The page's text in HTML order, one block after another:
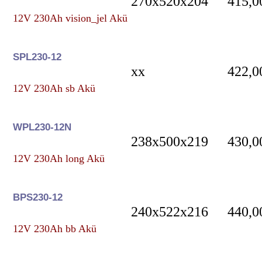
12V 230Ah vision_jel Akü
SPL230-12
12V 230Ah sb Akü
xx
WPL230-12N
12V 230Ah long Akü
238x500x219
BPS230-12
12V 230Ah bb Akü
240x522x216